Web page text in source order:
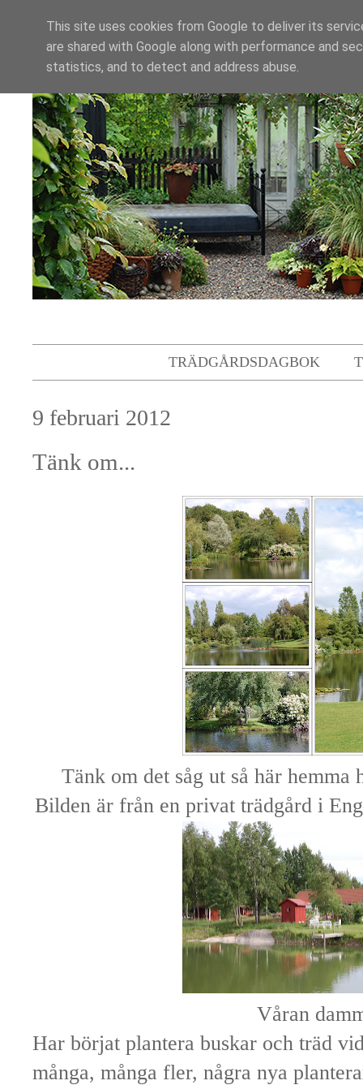
TRÄDGÅRDSDAGBOK
9 februari 2012
Tänk om...
Tänk om det såg ut så här
Bilden är från en privat trädgård i
Våran
Har börjat plantera buskar och träd
många, många fler, några nya
This site uses cookies from Google to deliver its
are shared with Google along with performance and
statistics, and to detect and address abuse.